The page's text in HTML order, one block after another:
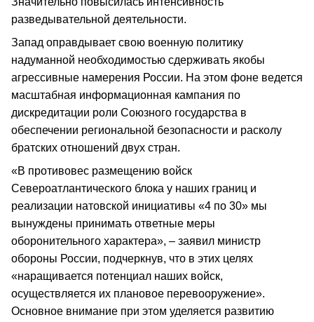
разведывательной деятельности.
Запад оправдывает свою военную политику
надуманной необходимостью сдерживать якобы
агрессивные намерения России. На этом фоне ведется
масштабная информационная кампания по
дискредитации роли Союзного государства в
обеспечении региональной безопасности и расколу
братских отношений двух стран.
«В противовес размещению войск
Североатлантического блока у наших границ и
реализации натовской инициативы «4 по 30» мы
вынуждены принимать ответные меры
оборонительного характера», – заявил министр
обороны России, подчеркнув, что в этих целях
«наращивается потенциал наших войск,
осуществляется их плановое перевооружение».
Основное внимание при этом уделяется развитию